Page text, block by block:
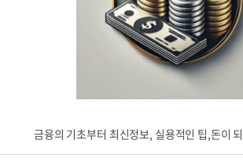
금융의 기초부터 최신정보, 실용적인 팁,돈이